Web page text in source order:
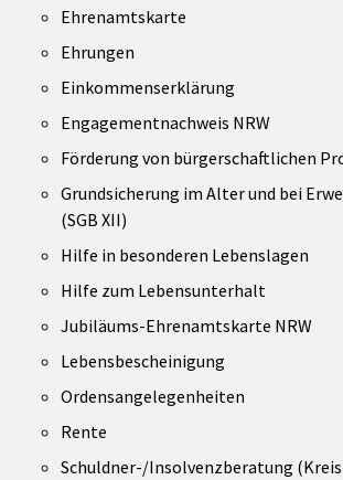
Ehrenamtskarte
Ehrungen
Einkommenserklärung
Engagementnachweis NRW
Förderung von bürgerschaftlichen
Grundsicherung im Alter und bei
(SGB XII)
Hilfe in besonderen Lebenslagen
Hilfe zum Lebensunterhalt
Jubiläums-Ehrenamtskarte NRW
Lebensbescheinigung
Ordensangelegenheiten
Rente
Schuldner-/Insolvenzberatung (Kreis